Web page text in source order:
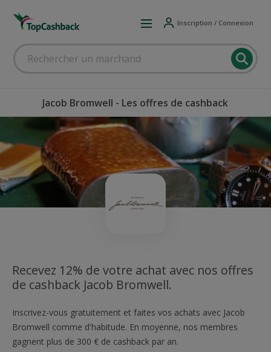
Inscription / Connexion
Jacob Bromwell - Les offres de cashback
Recevez 12% de votre achat avec nos offres
de cashback Jacob Bromwell.
Inscrivez-vous gratuitement et faites vos achats avec Jacob
Bromwell comme d'habitude. En moyenne, nos membres
gagnent plus de 300 € de cashback par an.